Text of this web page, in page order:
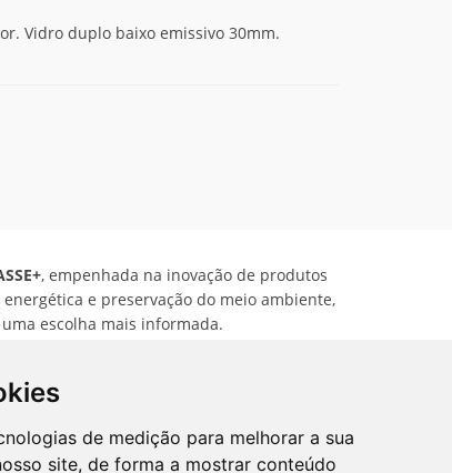
de medição para melhorar a sua
site, de forma a mostrar conteúdo
Vidro duplo baixo emissivo 30mm.
, empenhada na inovação de produtos
e preservação do meio ambiente,
escolha mais informada.